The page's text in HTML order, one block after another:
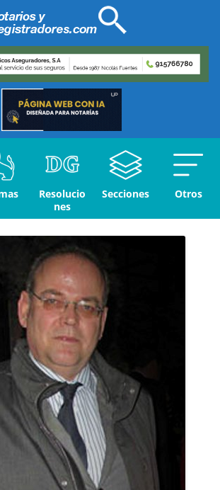
Resolucio
nes
Secciones Otros